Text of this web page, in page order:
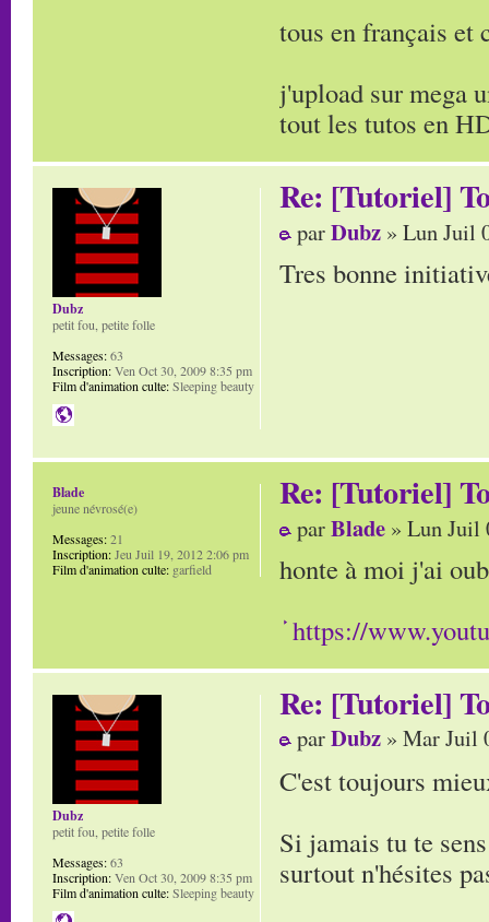
tous en français et
j'upload sur mega
tout les tutos en
Re: [Tutoriel]
parDubz » Lun Juil
Tres bonne
Dubz
petit fou, petite folle
Messages:63
Inscription:Ven Oct 30, 2009 8:35 pm
Film d'animation culte:Sleeping beauty
Re: [Tutoriel]
parBlade » Lun Juil
honte à moi j'ai
https://
Blade
jeune névrosé(e)
Messages:21
Inscription:Jeu Juil 19, 2012 2:06 pm
Film d'animation culte: garfield
Re: [Tutoriel]
parDubz » Mar Juil
C'est toujours
Si jamais tu te
surtout n'hésites
Dubz
petit fou, petite folle
Messages:63
Inscription:Ven Oct 30, 2009 8:35 pm
Film d'animation culte:Sleeping beauty